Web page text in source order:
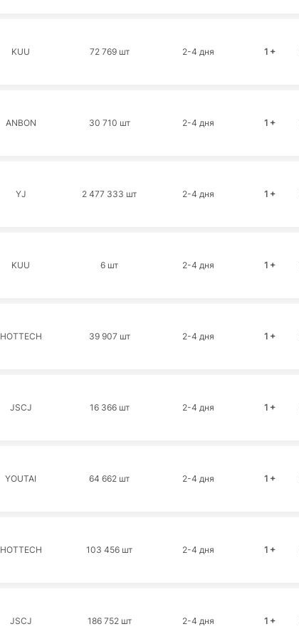
KUU 72 769 шт 2-4 дня 1 +
ANBON 30 710 шт 2-4 дня 1 +
YJ 2 477 333 шт 2-4 дня 1 +
KUU 6 шт 2-4 дня 1 +
HOTTECH 39 907 шт 2-4 дня 1 +
JSCJ 16 366 шт 2-4 дня 1 +
YOUTAI 64 662 шт 2-4 дня 1 +
HOTTECH 103 456 шт 2-4 дня 1 +
JSCJ 186 752 шт 2-4 дня 1 +